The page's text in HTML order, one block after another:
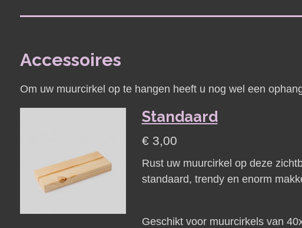
Accessoires
Om uw muurcirkel op te hangen heeft u nog wel een
Standaard
€ 3,00
Rust uw muurcirkel op deze
standaard, trendy en enorm
Geschikt voor muurcirkels van